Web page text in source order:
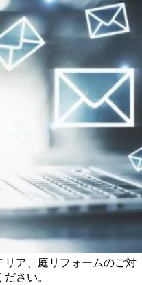
ア、庭リフォームのご対
さい。